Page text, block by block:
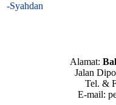
-Syahdan
Alamat:
Jalan
Tel. &
E-mail: